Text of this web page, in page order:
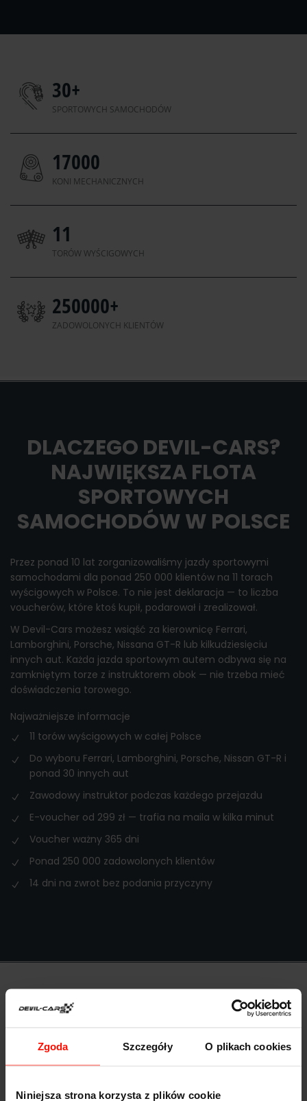
Zgoda Szczegóły O plikach cookies
Niniejsza strona korzysta z plików cookie
30+
SPORTOWYCH SAMOCHODÓW
17000
KONI MECHANICZNYCH
11
TORÓW WYŚCIGOWYCH
250000+
ZADOWOLONYCH KLIENTÓW
DLACZEGO DEVIL-CARS?
NAJWIĘKSZA FLOTA
SPORTOWYCH
SAMOCHODÓW W POLSCE
Przez ponad 10 lat zorganizowaliśmy jazdy sportowymi
samochodami dla ponad 250 000 klientów na 11 torach
wyścigowych w Polsce. To nie jest deklaracja — to liczba
voucherów, które ktoś kupił, podarował i zrealizował.
W Devil-Cars możesz wsiąść za kierownicę Ferrari,
Lamborghini, Porsche, Nissana GT-R lub kilkudziesięciu
innych aut. Każda jazda sportowym autem odbywa się na
zamkniętym torze z instruktorem obok — nie trzeba mieć
doświadczenia torowego.
Najważniejsze informacje
11 torów wyścigowych w całej Polsce
Do wyboru Ferrari, Lamborghini, Porsche, Nissan GT-R i
ponad 30 innych aut
Zawodowy instruktor podczas każdego przejazdu
E-voucher od 299 zł — trafia na maila w kilka minut
Voucher ważny 365 dni
Ponad 250 000 zadowolonych klientów
14 dni na zwrot bez podania przyczyny